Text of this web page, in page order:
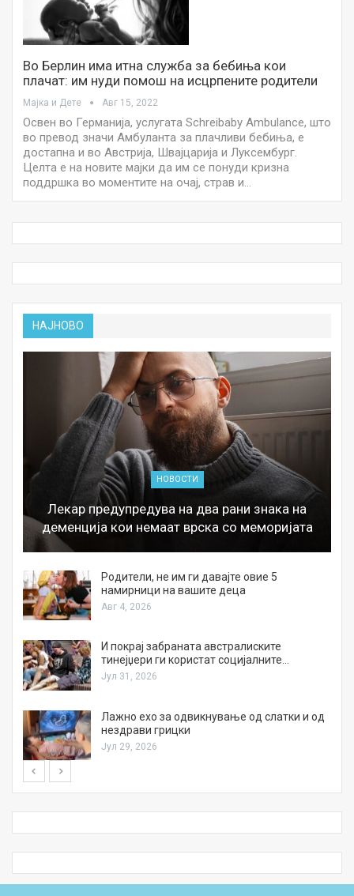
Во Берлин има итна служба за бебиња кои
плачат: им нуди помош на исцрпените родители
Мајка и Дете Авг 15, 2022
Освен во Германија, услугата Schreibaby Ambulance, што
во превод значи Амбуланта за плачливи бебиња, е
достапна и во Австрија, Швајцарија и Луксембург.
Целта е на новите мајки да им се понуди кризна
поддршка во моментите на очај, страв и…
НАЈНОВО
НОВОСТИ
Лекар предупредува на два рани знака на
деменција кои немаат врска со меморијата
Родители, не им ги давајте овие 5
намирници на вашите деца
Авг 4, 2026
И покрај забраната австралиските
тинејџери ги користат социјалните…
Јул 31, 2026
Лажно ехо за одвикнување од слатки и од
нездрави грицки
Јул 29, 2026